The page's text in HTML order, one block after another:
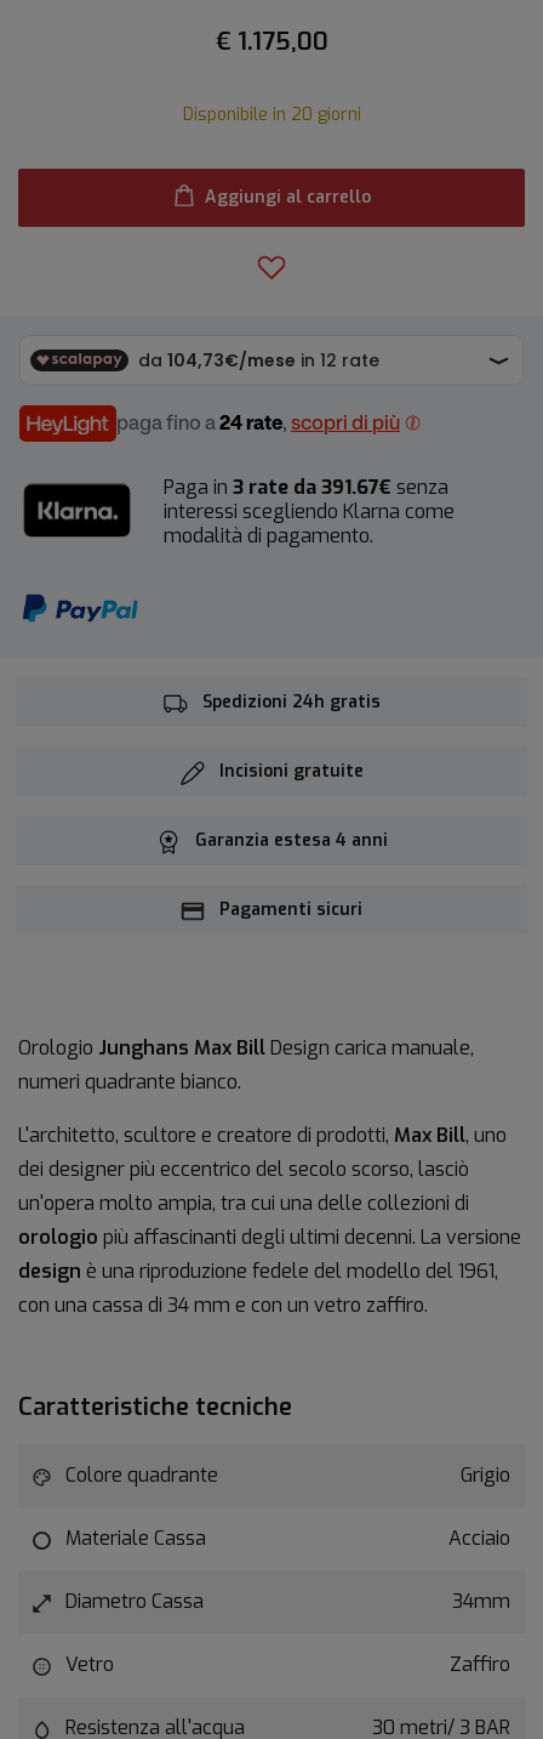
€ 1.175,00
Disponibile in 20 giorni
Aggiungi al carrello
paga fino a 24 rate, scopri di più
Paga in 3 rate da 391.67€ senza
interessi scegliendo Klarna come
modalità di pagamento.
Spedizioni 24h gratis
Incisioni gratuite
Garanzia estesa 4 anni
Pagamenti sicuri
Orologio Junghans Max BillDesign carica manuale,
numeri quadrante bianco.
L'architetto, scultore e creatore di prodotti, Max Bill, uno
dei designer più eccentrico del secolo scorso, lasciò
un'opera molto ampia, tra cui una delle collezioni di
orologio più affascinanti degli ultimi decenni. La versione
design è una riproduzione fedele del modello del 1961,
con una cassa di 34 mm e con un vetro zaffiro.
Caratteristiche tecniche
Colore quadrante Grigio
Materiale Cassa Acciaio
Diametro Cassa 34mm
Vetro Zaffiro
Resistenza all'acqua 30 metri/ 3 BAR